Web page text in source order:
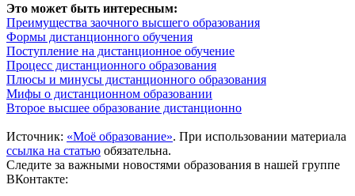
Это может быть интересным:
Преимущества заочного высшего образования
Формы дистанционного обучения
Поступление на дистанционное обучение
Процесс дистанционного образования
Плюсы и минусы дистанционного образования
Мифы о дистанционном образовании
Второе высшее образование дистанционно
Источник: «Моё образование». При использовании материала
ссылка на статью обязательна.
Следите за важными новостями образования в нашей группе
ВКонтакте: